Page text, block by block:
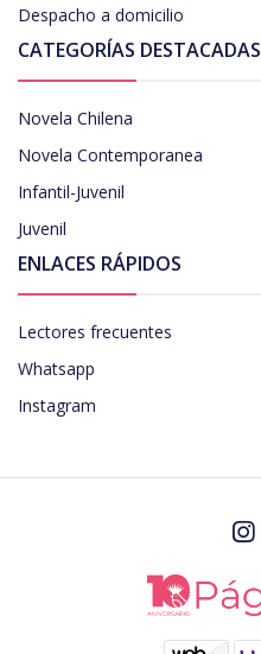
Despacho a domicilio
CATEGORÍAS DESTACADAS
Novela Chilena
Novela Contemporanea
Infantil-Juvenil
Juvenil
ENLACES RÁPIDOS
Lectores frecuentes
Whatsapp
Instagram